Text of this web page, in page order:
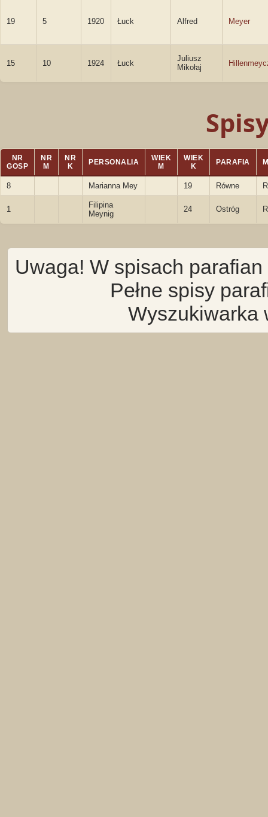
19 5 1920 Łuck Alfred Meyer
15 10 1924 Łuck
Juliusz
Mikołaj
NR
GOSP
NR
M
NR
K
PERSONALIA
WIEK
M
WIEK
K
PARAFIA
8 Marianna Mey 19 Równe
1
Filipina
Meynig
24 Ostróg
Uwaga! W spisach
Pełne spisy
Wyszukiwarka